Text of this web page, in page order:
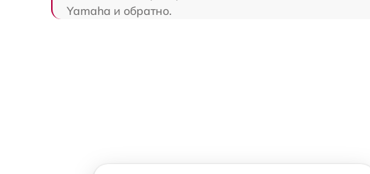
Yamaha и обратно.